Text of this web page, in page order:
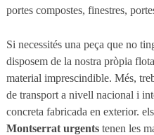
portes compostes, finestres,
Si necessités una peça que no
disposem de la nostra pròpia
material imprescindible. Més,
de transport a nivell nacional i
concreta fabricada en exterior. els
Montserrat urgentstenen les